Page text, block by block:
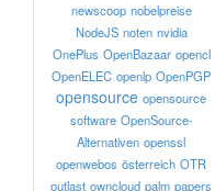
newscoop nobelpreise
NodeJS noten nvidia
OnePlus OpenBazaar opencl
OpenELEC openlp OpenPGP
opensource opensource
software OpenSource-
Alternativen openssl
openwebos österreich OTR
outlast owncloud palm papers